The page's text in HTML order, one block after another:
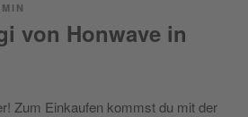
von Honwave in
Zum Einkaufen kommst du mit der